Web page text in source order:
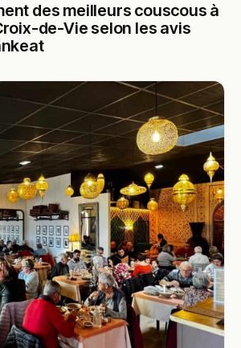
des meilleurs couscous à
de-Vie selon les avis